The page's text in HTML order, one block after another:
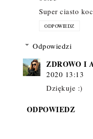
Super ciasto
ODPOWIEDZ
Odpowiedzi
ZDROWO I
2020 13:13
Dziękuje :)
ODPOWIEDZ